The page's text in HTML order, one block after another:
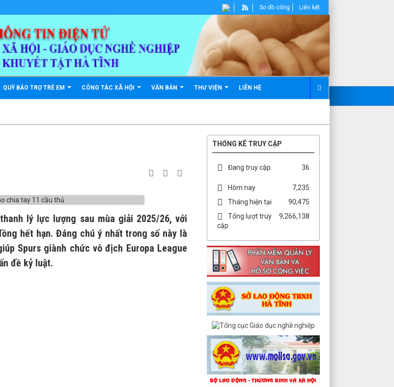
QUỸ BẢO TRỢ TRẺ EM CÔNG TÁC XÃ HỘI VĂN BẢN THƯ VIỆN LIÊN HỆ
Sơ đồ cổng Liên kết
lý lực lượng sau mùa giải 2025/26, với
hết hạn. Đáng chú ý nhất trong số này là
Spurs giành chức vô địch Europa League
đề kỷ luật.
THỐNG KÊ TRUY CẬP
Đang truy cập 36
Hôm nay
7,235
Tháng hiện tại
90,475
Tổng lượt truy
cập
9,266,138